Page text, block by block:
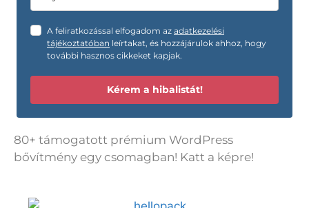
A feliratkozással elfogadom az adatkezelési
tájékoztatóban leírtakat, és hozzájárulok ahhoz, hogy
további hasznos cikkeket kapjak.
Kérem a hibalistát!
80+ támogatott prémium WordPress
bővítmény egy csomagban! Katt a képre!